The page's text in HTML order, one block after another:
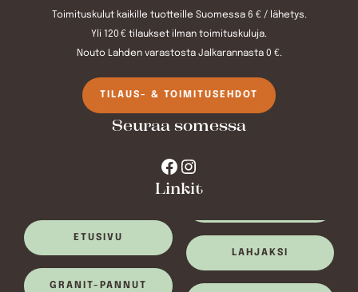
Toimituskulut kaikille tuotteille Suomessa 6 € / lähetys.
Yli 120 € tilaukset ilman toimituskuluja.
Nouto Lahden varastosta Jalkarannasta 0 €.
TILAUS- & TOIMITUSEHDOT
Seuraa somessa
Facebook Instagram
Linkit
ETUSIVU
GRANIT-PANNUT
LAHJAKSI